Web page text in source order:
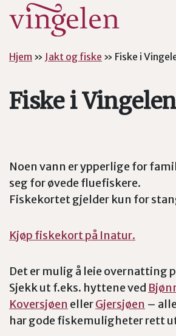
Hjem » Jakt og fiske » Fiske i
Fiske i Vingelen
Noen vann er ypperlige for
seg for øvede fluefiskere.
Fiskekortet gjelder kun for
Kjøp fiskekort på Inatur.
Det er mulig å leie overnatting
Sjekk ut f.eks. hyttene ved
Koversjøen ellerGjersjøen –
har gode fiskemuligheter rett